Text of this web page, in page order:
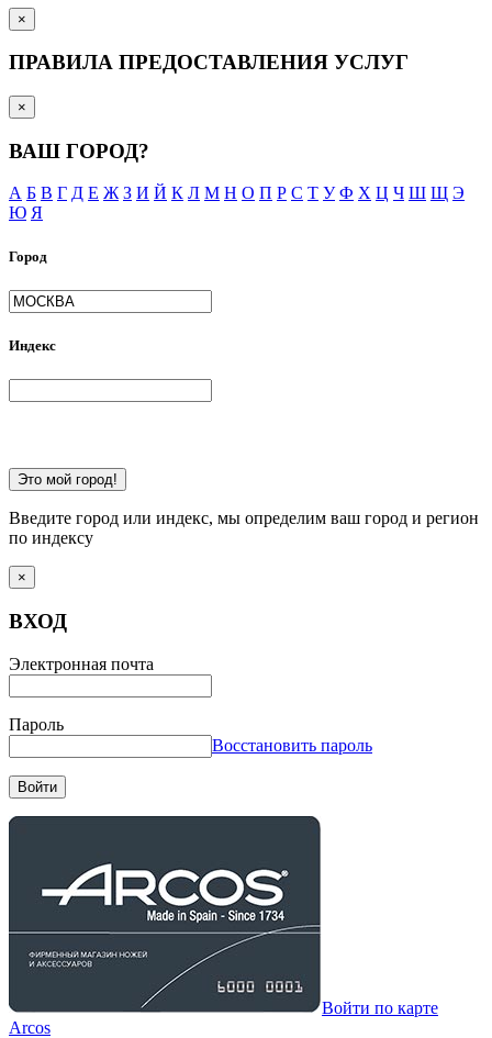
×
ПРАВИЛА ПРЕДОСТАВЛЕНИЯ УСЛУГ
×
ВАШ ГОРОД?
А Б В Г Д Е Ж З И Й К Л М Н О П Р С Т У Ф Х Ц Ч Ш Щ Э
Ю Я
Город
Индекс
Это мой город!
Введите город или индекс, мы определим ваш город и регион
по индексу
×
ВХОД
Электронная почта
Пароль
Восстановить пароль
Войти
Войти по карте
Arcos